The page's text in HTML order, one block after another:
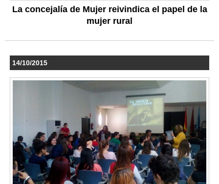
La concejalía de Mujer reivindica el papel de la
mujer rural
14/10/2015